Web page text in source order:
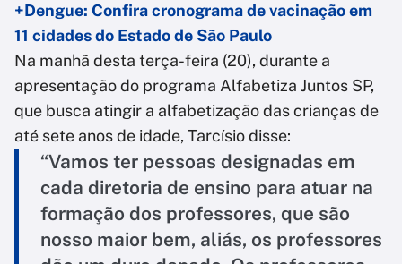
+Dengue: Confira cronograma de vacinação em
11 cidades do Estado de São Paulo
Na manhã desta terça-feira (20), durante a
apresentação do programa Alfabetiza Juntos SP,
que busca atingir a alfabetização das crianças de
até sete anos de idade, Tarcísio disse:
“Vamos ter pessoas designadas em
cada diretoria de ensino para atuar na
formação dos professores, que são
nosso maior bem, aliás, os professores